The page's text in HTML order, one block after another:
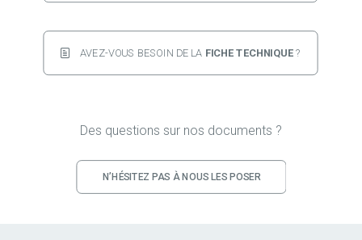
AVEZ-VOUS BESOIN DE LA FICHE TECHNIQUE ?
Des questions sur nos documents ?
N’HÉSITEZ PAS À NOUS LES POSER